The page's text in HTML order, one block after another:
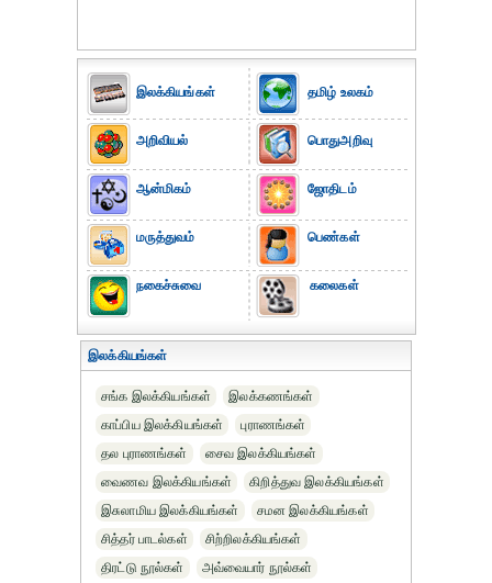
இலக்கியங்கள்
அறிவியல்
ஆன்மிகம்
மருத்துவம்
நகைச்சுவை
தமிழ் உலகம்
பொதுஅறிவு
ஜோதிடம்
பெண்கள்
கலைகள்
இலக்கியங்கள்
சங்க இலக்கியங்கள்
இலக்கணங்கள்
காப்பிய இலக்கியங்கள்
புராணங்கள்
தல புராணங்கள்
சைவ இலக்கியங்கள்
வைணவ இலக்கியங்கள்
கிறித்துவ இலக்கியங்கள்
இசுலாமிய இலக்கியங்கள்
சமன இலக்கியங்கள்
சித்தர் பாடல்கள்
சிற்றிலக்கியங்கள்
திரட்டு நூல்கள்
அவ்வையார் நூல்கள்